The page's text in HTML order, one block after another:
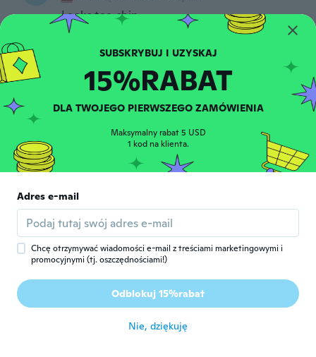
Looks too chip
około 3 roku temu
C Cynthia
Rok dołączenia 2016 · 32 opinie · 3
It's broken want turn for you to set the
time
około 3 roku temu
M
MARAVILHOSO!!!!
M Mária
Rok dołączenia 2016
Nekem nagyon egyszerűen kezelhető és
mégis mutatós óra
15%RABAT
DLA TWOJEGO PIERWSZEGO ZAMÓWIENIA
Maksymalny rabat 5 USD
1 kod na klienta.
Adres e-mail
Chcę otrzymywać wiadomości e-mail z treściami marketingowymi i
promocyjnymi (tj. oszczędnościami!)
Odblokuj 15%rabat
Nie, dziękuję